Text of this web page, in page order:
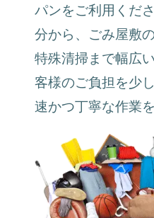
パンをご利用くだ
分から、ごみ屋敷
特殊清掃まで幅広
客様のご負担を少
速かつ丁寧な作業